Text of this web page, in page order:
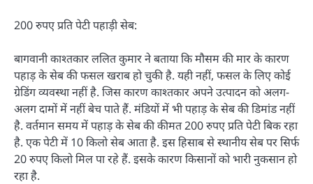
200 रुपए प्रति पेटी पहाड़ी सेब:
बागवानी काश्तकार ललित कुमार ने बताया कि मौसम की मार के कारण
पहाड़ के सेब की फसल खराब हो चुकी है. यही नहीं, फसल के लिए कोई
ग्रेडिंग व्यवस्था नहीं है. जिस कारण काश्तकार अपने उत्पादन को अलग-
अलग दामों में नहीं बेच पाते हैं. मंडियों में भी पहाड़ के सेब की डिमांड नहीं
है. वर्तमान समय में पहाड़ के सेब की कीमत 200 रुपए प्रति पेटी बिक रहा
है. एक पेटी में 10 किलो सेब आता है. इस हिसाब से स्थानीय सेब पर सिर्फ
20 रुपए किलो मिल पा रहे हैं. इसके कारण किसानों को भारी नुकसान हो
रहा है.